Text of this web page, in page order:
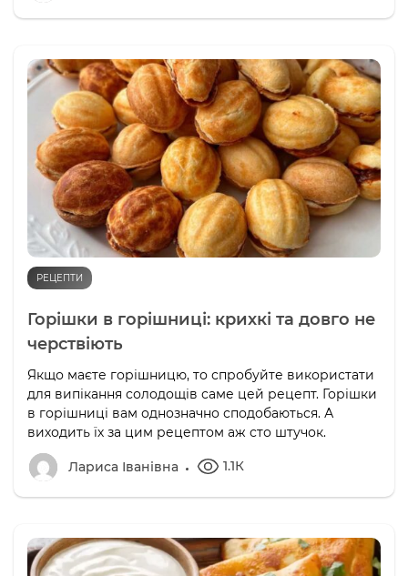
РЕЦЕПТИ
Горішки в горішниці: крихкі та довго не
черствіють
Якщо маєте горішницю, то спробуйте використати
для випікання солодощів саме цей рецепт. Горішки
в горішниці вам однозначно сподобаються. А
виходить їх за цим рецептом аж сто штучок.
Лариса Іванівна 1.1К